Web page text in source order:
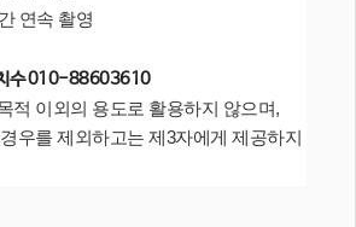
연속 촬영
수 010-88603610
적 이외의 용도로 활용하지 않으며,
우를 제외하고는 제3자에게 제공하지